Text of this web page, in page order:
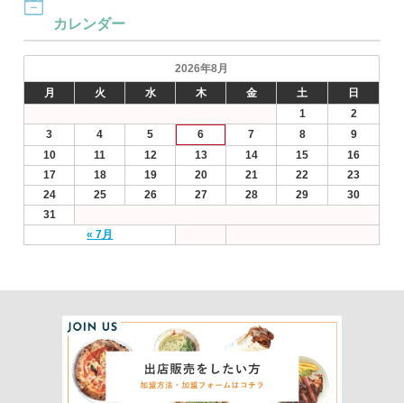
カレンダー
2026年8月
月
火 水 木 金 土 日
« 7月
1
2
3
4 5 6 7 8
9
10
11 12 13 14 15
16
17
18 19 20 21 22
23
24
25 26 27 28 29
30
31